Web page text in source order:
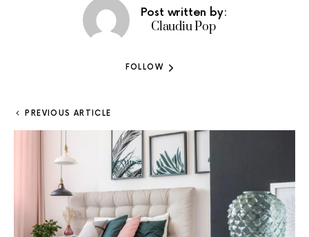
Post written by:
Claudiu Pop
FOLLOW
PREVIOUS ARTICLE